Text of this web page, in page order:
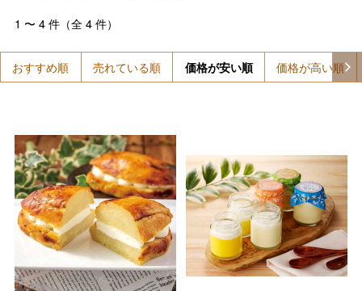
1 〜 4件（全 4件）
おすすめ順 売れている順 価格が安い順 価格が高い順